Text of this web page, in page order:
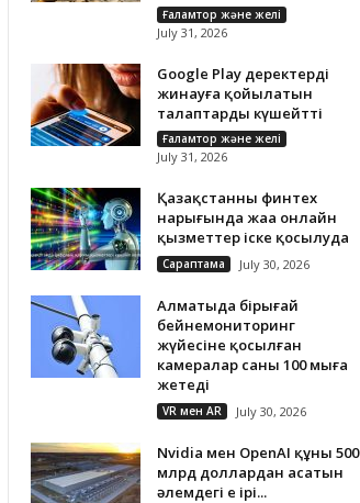
Ғаламтор және желі
July 31, 2026
Google Play деректерді
жинауға қойылатын
талаптарды күшейтті
Ғаламтор және желі
July 31, 2026
Қазақстанның финтех
нарығында жаңа онлайн
қызметтер іске қосылуда
Сараптама July 30, 2026
Алматыда бірыңғай
бейнемониторинг
жүйесіне қосылған
камералар саны 100 мыңға
жетеді
VR мен AR July 30, 2026
Nvidia мен OpenAI құны 500
млрд доллардан асатын
әлемдегі ең ірі...